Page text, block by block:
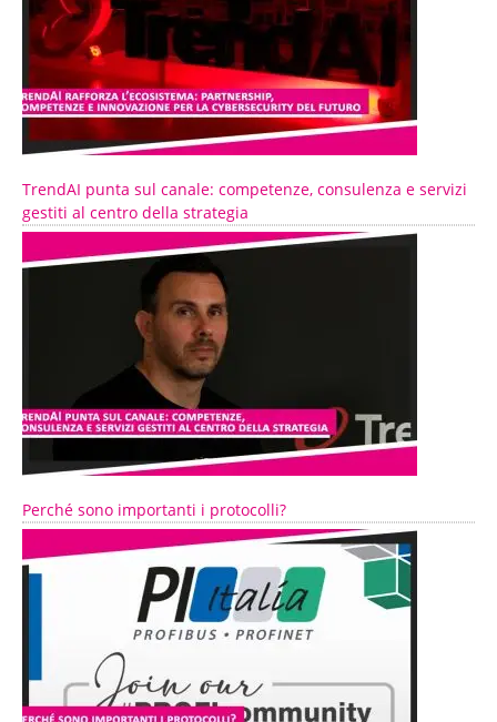
TrendAI punta sul canale: competenze, consulenza e servizi
gestiti al centro della strategia
Perché sono importanti i protocolli?